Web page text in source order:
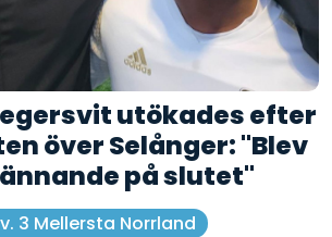
utökades efter
över Selånger: "Blev
på slutet"
3 Mellersta Norrland